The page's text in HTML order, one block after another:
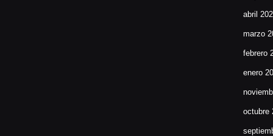
abril
marzo
febrero
enero
octubre